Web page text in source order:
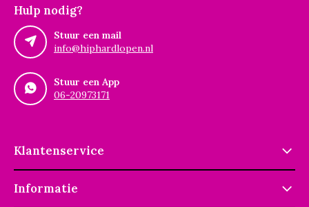
Hulp nodig?
Stuur een mail
info@hiphardlopen.nl
Stuur een App
06-20973171
Klantenservice
Informatie